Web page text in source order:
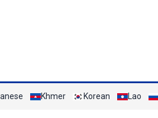
Khmer Korean Lao